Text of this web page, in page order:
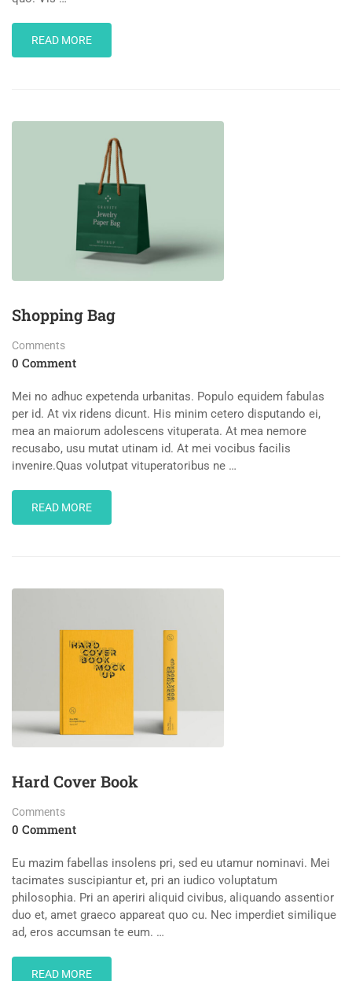
READ
MORE
READ MORE
Shopping Bag
Comments
0 Comment
Mei no adhuc expetenda urbanitas. Populo equidem fabulas
per id. At vix ridens dicunt. His minim cetero disputando ei,
mea an maiorum adolescens vituperata. At mea nemore
recusabo, usu mutat utinam id. At mei vocibus facilis
invenire.Quas volutpat vituperatoribus ne …
READ
MORE
READ MORE
Hard Cover Book
Comments
0 Comment
Eu mazim fabellas insolens pri, sed eu utamur nominavi. Mei
tacimates suscipiantur et, pri an iudico voluptatum
philosophia. Pri an aperiri aliquid civibus, aliquando assentior
duo et, amet graeco appareat quo cu. Nec imperdiet similique
ad, eros accumsan te eum. …
READ
READ MORE